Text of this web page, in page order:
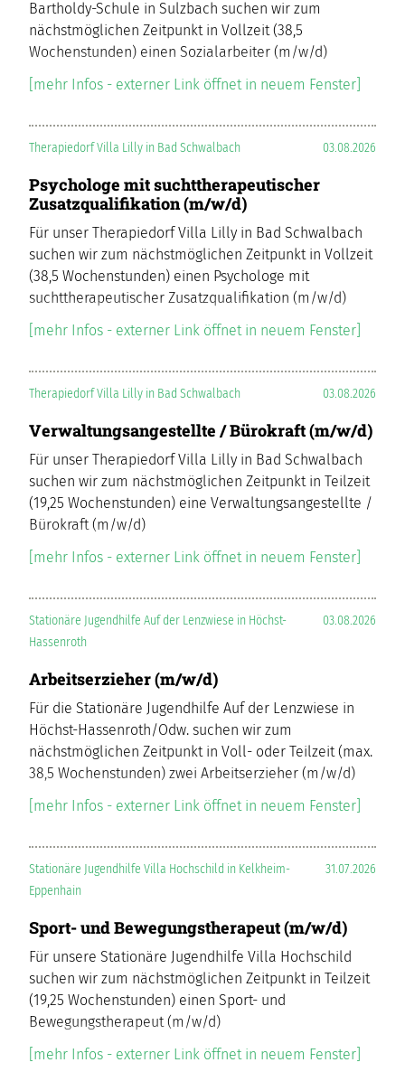
Bartholdy-Schule in Sulzbach suchen wir zum
nächstmöglichen Zeitpunkt in Vollzeit (38,5
Wochenstunden) einen Sozialarbeiter (m/w/d)
[mehr Infos - externer Link öffnet in neuem Fenster]
03.08.2026
Therapiedorf Villa Lilly in Bad Schwalbach
Psychologe mit suchttherapeutischer
Zusatzqualifikation (m/w/d)
Für unser Therapiedorf Villa Lilly in Bad Schwalbach
suchen wir zum nächstmöglichen Zeitpunkt in Vollzeit
(38,5 Wochenstunden) einen Psychologe mit
suchttherapeutischer Zusatzqualifikation (m/w/d)
[mehr Infos - externer Link öffnet in neuem Fenster]
03.08.2026
Therapiedorf Villa Lilly in Bad Schwalbach
Verwaltungsangestellte / Bürokraft (m/w/d)
Für unser Therapiedorf Villa Lilly in Bad Schwalbach
suchen wir zum nächstmöglichen Zeitpunkt in Teilzeit
(19,25 Wochenstunden) eine Verwaltungsangestellte /
Bürokraft (m/w/d)
[mehr Infos - externer Link öffnet in neuem Fenster]
03.08.2026
Stationäre Jugendhilfe Auf der Lenzwiese in Höchst-
Hassenroth
Arbeitserzieher (m/w/d)
Für die Stationäre Jugendhilfe Auf der Lenzwiese in
Höchst-Hassenroth/Odw. suchen wir zum
nächstmöglichen Zeitpunkt in Voll- oder Teilzeit (max.
38,5 Wochenstunden) zwei Arbeitserzieher (m/w/d)
[mehr Infos - externer Link öffnet in neuem Fenster]
31.07.2026
Stationäre Jugendhilfe Villa Hochschild in Kelkheim-
Eppenhain
Sport- und Bewegungstherapeut (m/w/d)
Für unsere Stationäre Jugendhilfe Villa Hochschild
suchen wir zum nächstmöglichen Zeitpunkt in Teilzeit
(19,25 Wochenstunden) einen Sport- und
Bewegungstherapeut (m/w/d)
[mehr Infos - externer Link öffnet in neuem Fenster]